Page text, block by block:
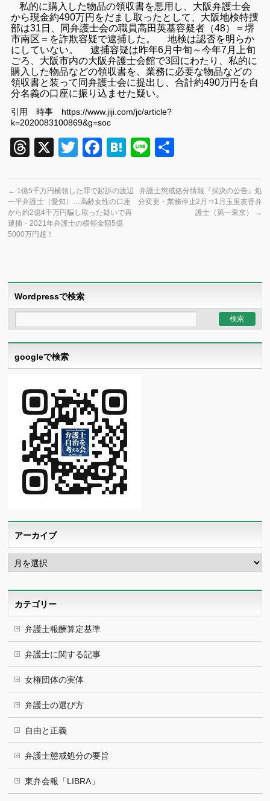
私的に購入した物品の領収書を悪用し、大阪弁護士会
から現金約490万円をだまし取ったとして、大阪地検特捜
部は31日、同弁護士会の職員高田英基容疑者（48）＝堺
市南区＝を詐欺容疑で逮捕した。 地検は認否を明らか
にしていない。 逮捕容疑は昨年6月中旬～今年7月上旬
ごろ、大阪市内の大阪弁護士会館で3回にわたり、私的に
購入した物品などの領収書を、業務に必要な物品などの
領収書と装って同弁護士会に提出し、合計約490万円を自
分名義の口座に振り込ませた疑い。
引用 時事 https://www.jiji.com/jc/article?
k=2020083100869&g=soc
Threads
X TwitterFacebook
Hatena
Line
← 1億5千万円横領した罪で起訴の渡辺
一平弁護士（愛知）…高齢女性の口座
から約2億4千万円騙し取った疑いで再
逮捕・2021年弁護士の横領金額5億
5000万円超！
弁護士懲戒処分情報『採決の公告』処
分変更・業務停止2月⇒1月玉里友香弁
護士（第一東京）
→
Wordpressで検索
googleで検索
アーカイブ
ア
ー
カ
カテゴリー
弁護士報酬算定基準
弁護士に関する記事
女権団体の実体
弁護士の選び方
自由と正義
弁護士懲戒処分の要旨
東弁会報「LIBRA」